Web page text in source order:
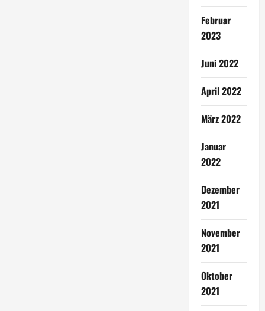
Februar
2023
Juni 2022
April 2022
März 2022
Januar
2022
Dezember
2021
November
2021
Oktober
2021